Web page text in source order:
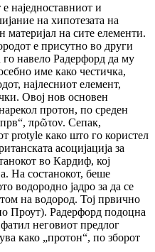
наједноставниот и
на хипотезата на
материјал на сите елементи.
е присутно во други
го навело Радерфорд да му
име како честичка,
најлесниот елемент,
Овој нов основен
протон, по среден
πρῶτον. Сепак,
protyle како што го користел
асоцијација за
во Кардиф, кој
На состанокот, беше
водородно јадро за да се
на водород. Тој првично
Проут). Радерфорд подоцна
неговиот предлог
како „протон“, по зборот